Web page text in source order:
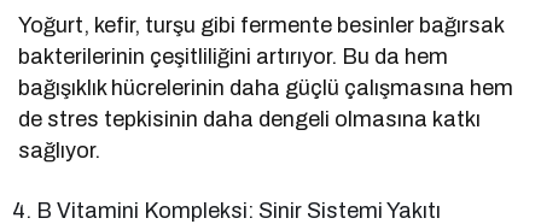
Yoğurt, kefir, turşu gibi fermente besinler bağırsak
bakterilerinin çeşitliliğini artırıyor. Bu da hem
bağışıklık hücrelerinin daha güçlü çalışmasına hem
de stres tepkisinin daha dengeli olmasına katkı
sağlıyor.
B Vitamini Kompleksi: Sinir Sistemi Yakıtı